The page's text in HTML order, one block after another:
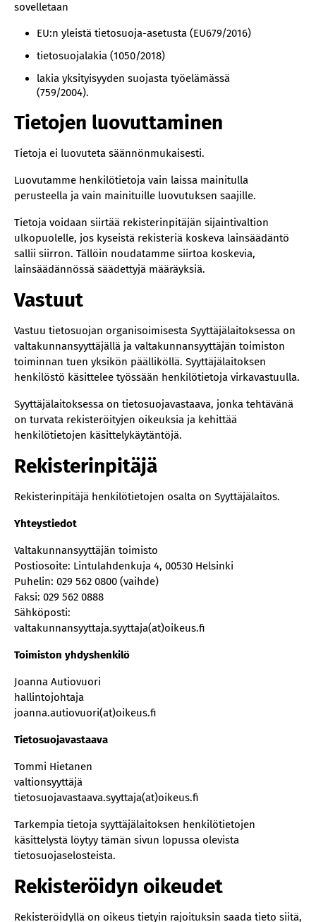
sovelletaan
EU:n yleistä tietosuoja-asetusta (EU679/2016)
tietosuojalakia (1050/2018)
lakia yksityisyyden suojasta työelämässä
(759/2004).
Tietojen luovuttaminen
Tietoja ei luovuteta säännönmukaisesti.
Luovutamme henkilötietoja vain laissa mainitulla
perusteella ja vain mainituille luovutuksen saajille.
Tietoja voidaan siirtää rekisterinpitäjän sijaintivaltion
ulkopuolelle, jos kyseistä rekisteriä koskeva lainsäädäntö
sallii siirron. Tällöin noudatamme siirtoa koskevia,
lainsäädännössä säädettyjä määräyksiä.
Vastuut
Vastuu tietosuojan organisoimisesta Syyttäjälaitoksessa on
valtakunnansyyttäjällä ja valtakunnansyyttäjän toimiston
toiminnan tuen yksikön päälliköllä. Syyttäjälaitoksen
henkilöstö käsittelee työssään henkilötietoja virkavastuulla.
Syyttäjälaitoksessa on tietosuojavastaava, jonka tehtävänä
on turvata rekisteröityjen oikeuksia ja kehittää
henkilötietojen käsittelykäytäntöjä.
Rekisterinpitäjä
Rekisterinpitäjä henkilötietojen osalta on Syyttäjälaitos.
Yhteystiedot
Valtakunnansyyttäjän toimisto
Postiosoite: Lintulahdenkuja 4, 00530 Helsinki
Puhelin: 029 562 0800 (vaihde)
Faksi: 029 562 0888
Sähköposti:
valtakunnansyyttaja.syyttaja(at)oikeus.fi
Toimiston yhdyshenkilö
Joanna Autiovuori
hallintojohtaja
joanna.autiovuori(at)oikeus.fi
Tietosuojavastaava
Tommi Hietanen
valtionsyyttäjä
tietosuojavastaava.syyttaja(at)oikeus.fi
Tarkempia tietoja syyttäjälaitoksen henkilötietojen
käsittelystä löytyy tämän sivun lopussa olevista
tietosuojaselosteista.
Rekisteröidyn oikeudet
Rekisteröidyllä on oikeus tietyin rajoituksin saada tieto siitä,